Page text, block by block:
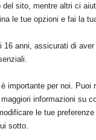
del sito, mentre altri ci
le tue opzioni e fai la
16 anni, assicurati di
importante per noi.
informazioni su
le tue
sotto.